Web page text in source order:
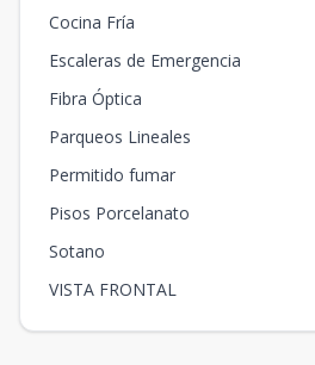
9G
2H
4H
6H
8H 8
Cocina Fría
Escaleras de Emergencia
Fibra Óptica
Parqueos Lineales
Permitido fumar
Pisos Porcelanato
Sotano
VISTA FRONTAL